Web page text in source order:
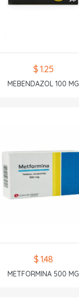
$ 1.25
MEBENDAZOL 100 MG
$ 1.48
METFORMINA 500 MG